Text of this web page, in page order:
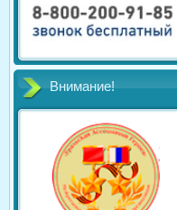
Внимание!